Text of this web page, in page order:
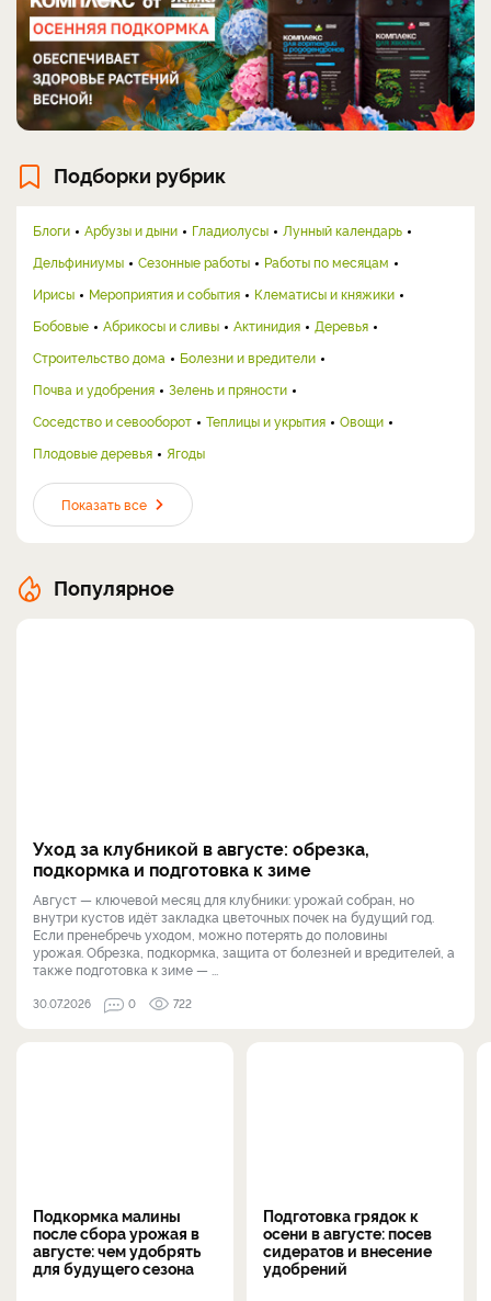
Подборки рубрик
Блоги Арбузы и дыни Гладиолусы
Лунный календарь
Дельфиниумы
Сезонные работы
Работы по месяцам
Ирисы
Мероприятия и события
Клематисы и княжики
Бобовые
Абрикосы и сливы Актинидия
Деревья
Строительство дома
Болезни и вредители
Почва и удобрения
Зелень и пряности
Соседство и севооборот
Теплицы и укрытия
Овощи
Плодовые деревья
Ягоды
Показать все
Популярное
Уход за клубникой в августе: обрезка,
подкормка и подготовка к зиме
Август — ключевой месяц для клубники: урожай собран, но
внутри кустов идёт закладка цветочных почек на будущий год.
Если пренебречь уходом, можно потерять до половины
урожая. Обрезка, подкормка, защита от болезней и вредителей, а
также подготовка к зиме — ...
30.07.2026 0 722
Подкормка малины
после сбора урожая в
августе: чем удобрять
для будущего сезона
Подготовка грядок к
осени в августе: посев
сидератов и внесение
удобрений